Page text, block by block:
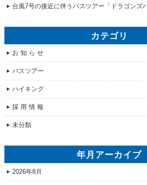
台風7号の接近に伴うバスツアー「ドラゴンズパッ
カテゴリ
お 知 ら せ
バスツアー
ハイキング
採 用 情 報
未分類
年月アーカイブ
2026年8月